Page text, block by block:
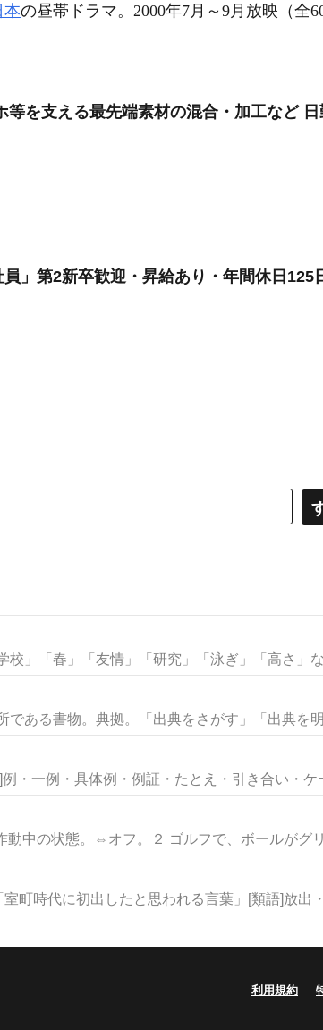
本の昼帯ドラマ。2000年7月～9月放映（全
を支える最先端素材の混合・加工など
」第2新卒歓迎・昇給あり・年間休日125
」「春」「友情」「研究」「泳ぎ」「高さ」な
ある書物。典拠。「出典をさがす」「出典を明
・一例・具体例・例証・たとえ・引き合い・ケ
動中の状態。⇔オフ。２ ゴルフで、ボールがグリ
町時代に初出したと思われる言葉」[類語]放出・
利用規約